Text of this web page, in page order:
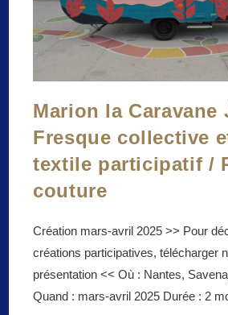
Marion la Caravane
Fresque collective
textile participatif /
couture
Création mars-avril 2025 >> Pour
créations participatives, télécharger
présentation << Où : Nantes,
Quand : mars-avril 2025 Durée : 2